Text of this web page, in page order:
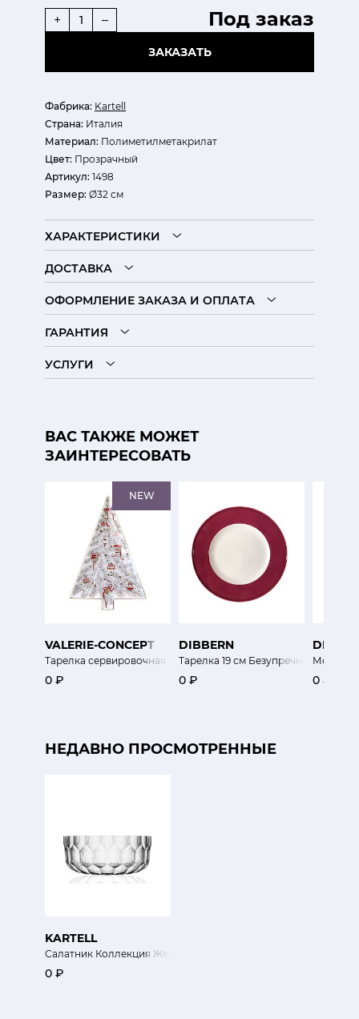
Фабрика: Kartell
Страна: Италия
Материал: Полиметилметакрилат
Цвет: Прозрачный
Артикул: 1498
Размер: Ø32 см
Под заказ
+ –
ЗАКАЗАТЬ
ХАРАКТЕРИСТИКИ
ДОСТАВКА
ОФОРМЛЕНИЕ ЗАКАЗА И ОПЛАТА
ГАРАНТИЯ
УСЛУГИ
ВАС ТАКЖЕ МОЖЕТ
ЗАИНТЕРЕСОВАТЬ
NEW
VALERIE-CONCEPT
Тарелка сервировочная 32 см NY
0 ₽
DIBBERN
Тарелка 19 см Безупречный цвет
0 ₽ 0 ₽
НЕДАВНО ПРОСМОТРЕННЫЕ
KARTELL
Салатник Коллекция Желе
0 ₽